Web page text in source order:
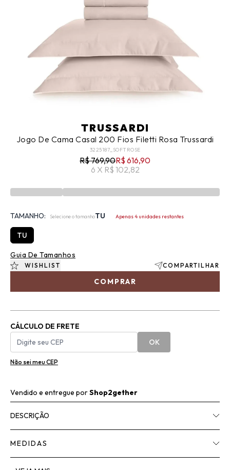
TRUSSARDI
Jogo De Cama Casal 200 Fios Filetti Rosa Trussardi
3225187_SOFTROSE
R$ 769,90R$ 616,90
6 X R$ 102,82
TAMANHO: Selecione o tamanhoTU Apenas 4 unidades restantes
TU
COMPRAR
WISHLIST COMPARTILHAR
Guia De Tamanhos
CÁLCULO DE FRETE
OK
Não sei meu CEP
Vendido e entregue porShop2gether
DESCRIÇÃO
MEDIDAS